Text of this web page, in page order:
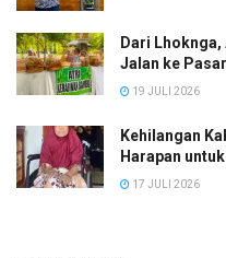
Dari Lhoknga,
Jalan ke
19 JULI 2026
Kehilangan
Harapan
17 JULI 2026